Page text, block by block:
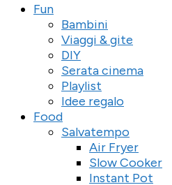
Fun
Bambini
Viaggi & gite
DIY
Serata cinema
Playlist
Idee regalo
Food
Salvatempo
Air Fryer
Slow Cooker
Instant Pot